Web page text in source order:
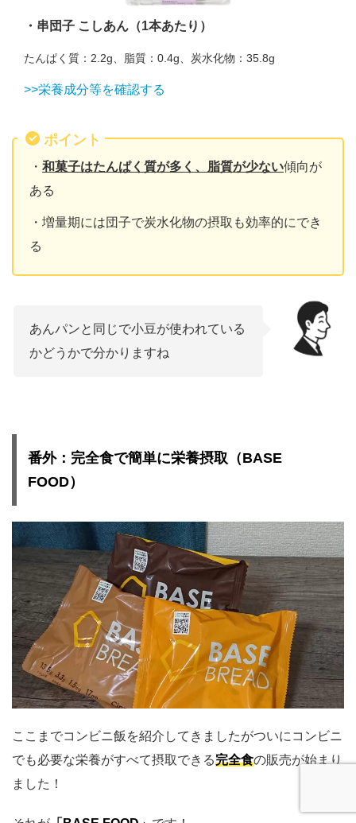
・串団子 こしあん（1本あたり）
たんぱく質：2.2g、脂質：0.4g、炭水化物：35.8g
>>栄養成分等を確認する
ポイント
・ 和菓子はたんぱく質が多く、脂質が少ない傾向が
ある
・増量期には団子で炭水化物の摂取も効率的にでき
る
あんパンと同じで小豆が使われている
かどうかで分かりますね
番外：完全食で簡単に栄養摂取（BASE
FOOD）
ここまでコンビニ飯を紹介してきましたがついにコンビニ
でも必要な栄養がすべて摂取できる完全食の販売が始まり
ました！